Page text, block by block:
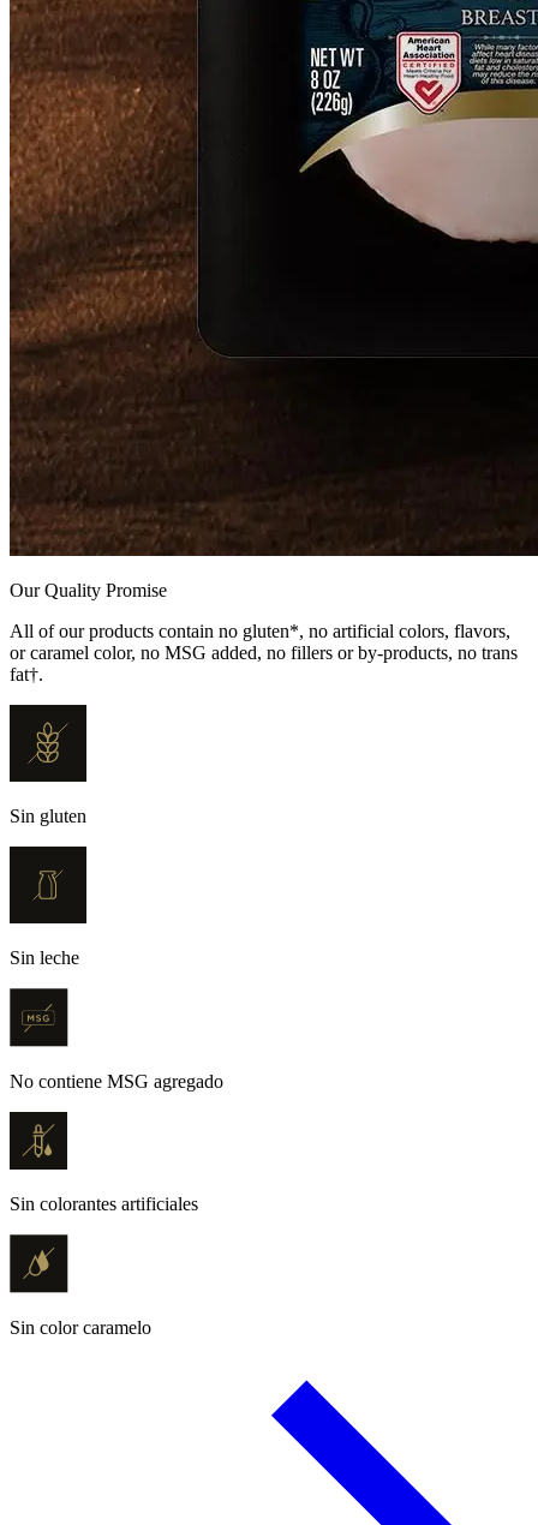
Our Quality Promise
All of our products contain no gluten*, no artificial colors, flavors,
or caramel color, no MSG added, no fillers or by-products, no trans
fat†.
Sin gluten
Sin leche
No contiene MSG agregado
Sin colorantes artificiales
Sin color caramelo